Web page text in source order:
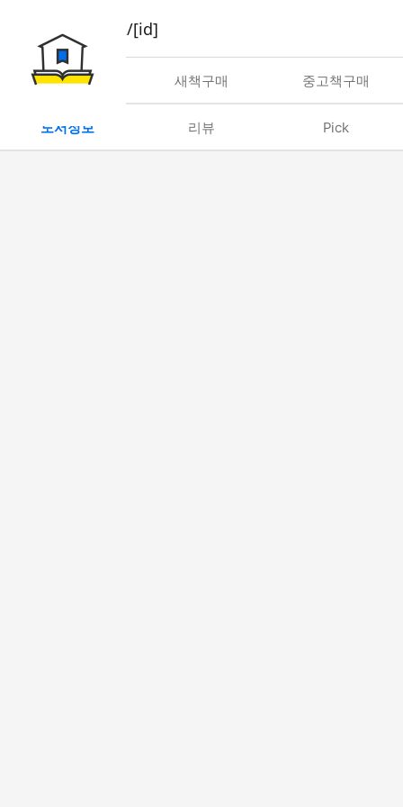
book/rent/[id]
대여 새책구매 중고책구매
도서정보 리뷰 Pick